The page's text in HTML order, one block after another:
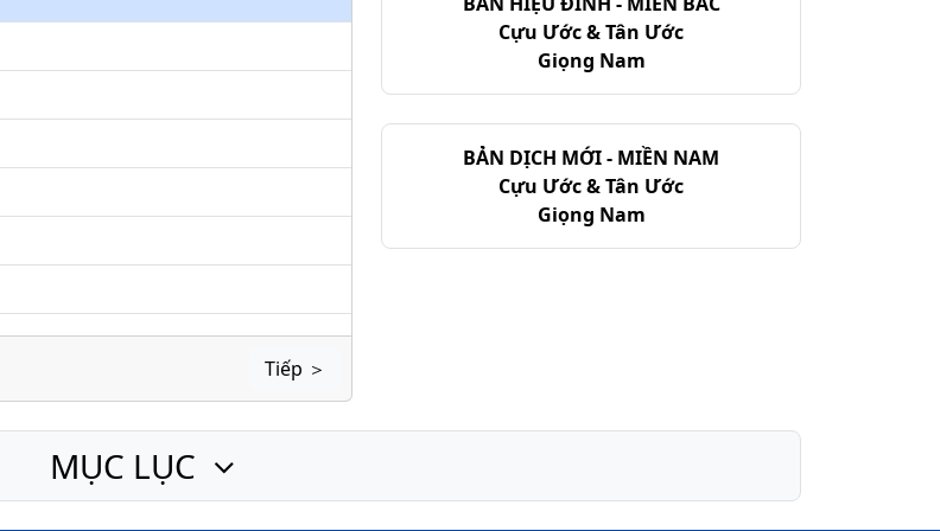
keys
volume.
Tiếp ＞
Cựu Ước & Tân Ước
Giọng Nam
BẢN DỊCH MỚI - MIỀN NAM
Cựu Ước & Tân Ước
Giọng Nam
MỤC LỤC